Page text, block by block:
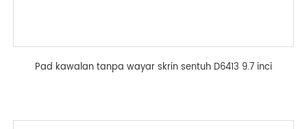
Pad kawalan tanpa wayar skrin sentuh D6413 9.7 inci